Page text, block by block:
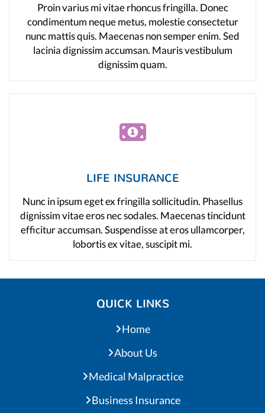
Proin varius mi vitae rhoncus fringilla. Donec
condimentum neque metus, molestie consectetur
nunc mattis quis. Maecenas non semper enim. Sed
lacinia dignissim accumsan. Mauris vestibulum
dignissim quam.
LIFE INSURANCE
Nunc in ipsum eget ex fringilla sollicitudin. Phasellus
dignissim vitae eros nec sodales. Maecenas tincidunt
efficitur accumsan. Suspendisse at eros ullamcorper,
lobortis ex vitae, suscipit mi.
QUICK LINKS
Home
About Us
Medical Malpractice
Business Insurance